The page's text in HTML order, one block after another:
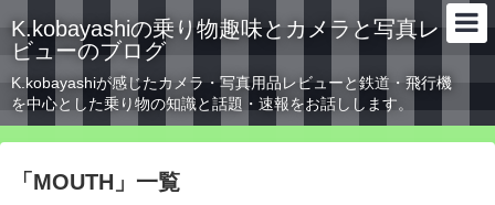
K.kobayashiの乗り物趣味とカメラと写真レ
ビューのブログ
K.kobayashiが感じたカメラ・写真用品レビューと鉄道・飛行機
を中心とした乗り物の知識と話題・速報をお話しします。
「 MOUTH 」 一覧